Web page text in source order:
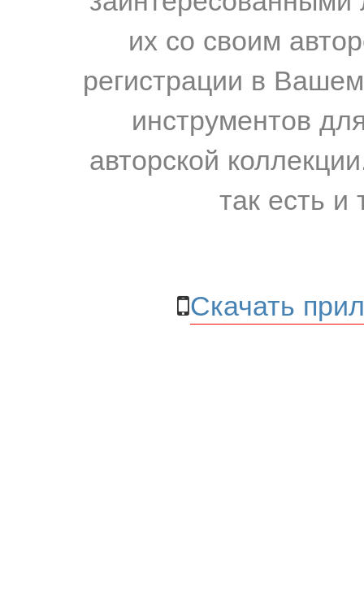
их со своим
регистрации в
инструментов
авторской
так есть и
Скачать